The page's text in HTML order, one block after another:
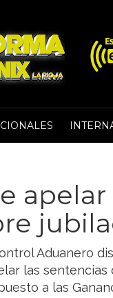
Aduanero
las sentencias
a las